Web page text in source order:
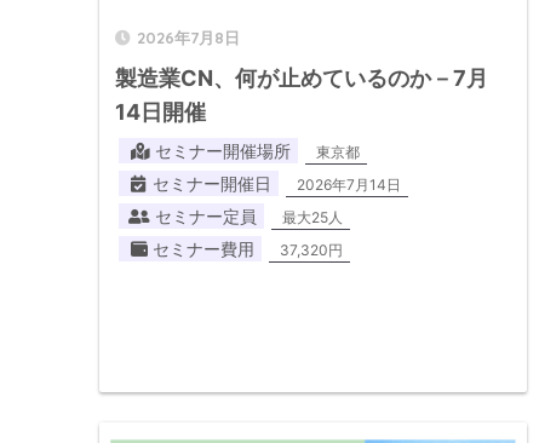
2026年7月8日
製造業CN、何が止めているのか－7月
14日開催
セミナー開催場所 東京都
セミナー開催日 2026年7月14日
セミナー定員 最大25人
セミナー費用 37,320円